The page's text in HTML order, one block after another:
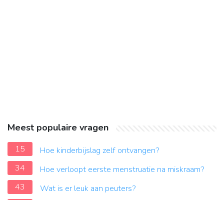
Meest populaire vragen
15
Hoe kinderbijslag zelf ontvangen?
34
Hoe verloopt eerste menstruatie na miskraam?
43
Wat is er leuk aan peuters?